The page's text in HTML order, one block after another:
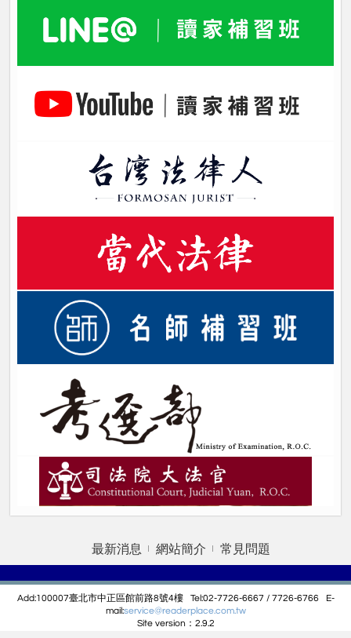
最新消息 網站簡介 常見問題
Add:100007臺北市中正區館前路8號4樓 Tel:02-7726-6667 / 7726-6766 E-
mail:service@readerplace.com.tw
Site version：2.9.2